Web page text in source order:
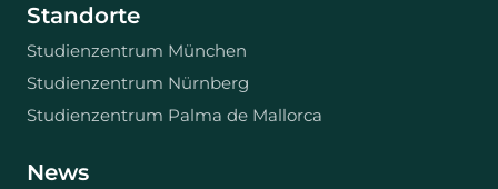
Standorte
Studienzentrum München
Studienzentrum Nürnberg
Studienzentrum Palma de Mallorca
News